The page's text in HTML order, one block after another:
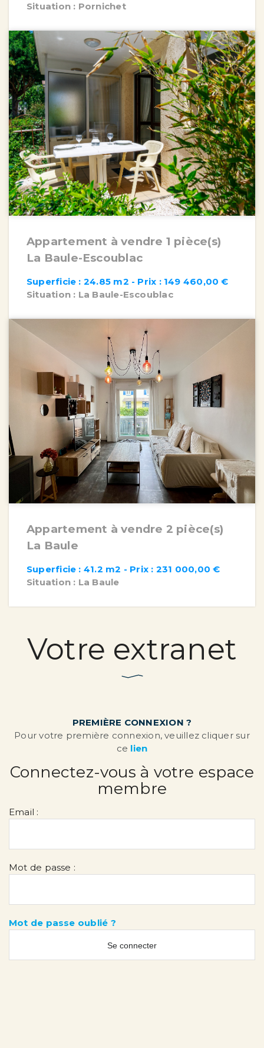
Situation : Pornichet
Appartement à vendre 1 pièce(s)
La Baule-Escoublac
Superficie : 24.85 m2 - Prix : 149 460,00 €
Situation : La Baule-Escoublac
Appartement à vendre 2 pièce(s)
La Baule
Superficie : 41.2 m2 - Prix : 231 000,00 €
Situation : La Baule
Votre extranet
PREMIÈRE CONNEXION ?
Pour votre première connexion, veuillez cliquer sur
ce lien
Connectez-vous à votre espace
membre
Email :
Mot de passe :
Mot de passe oublié ?